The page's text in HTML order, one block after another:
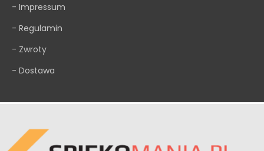
- Impressum
- Regulamin
- Zwroty
- Dostawa